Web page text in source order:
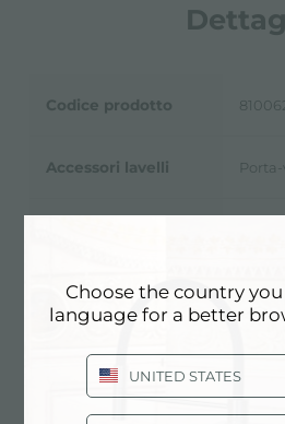
Scheda Tecnica
Codice prodotto
Accessori lavelli
Choose the country
language for a better
UNITED STATES